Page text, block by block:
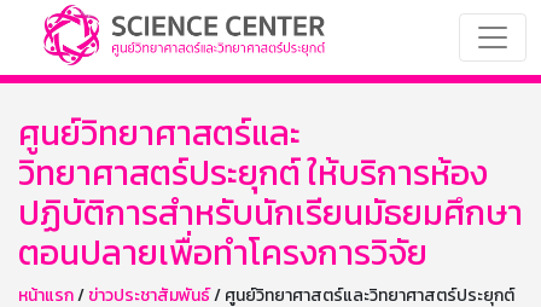
ศูนย์วิทยาศาสตร์และ
วิทยาศาสตร์ประยุกต์ ให้บริการห้อง
ปฏิบัติการสำหรับนักเรียนมัธยมศึกษา
ตอนปลายเพื่อทำโครงการวิจัย
หน้าแรก/ข่าวประชาสัมพันธ์/ ศูนย์วิทยาศาสตร์และวิทยาศาสตร์ประยุกต์